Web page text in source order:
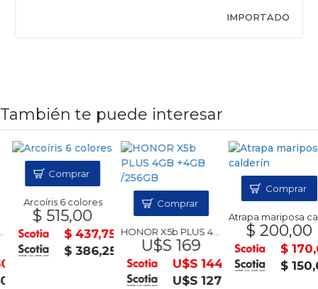
IMPORTADO
También te puede interesar
Arcoíris 6 colores
$ 515,00
$ 437,75
$ 386,25
Comprar
HONOR X5b PLUS 4GB +4GB /256GB
U$S 169
U$S 144
U$S 127
Comprar
Atrapa mariposa calderín
$ 200,00
$
$
Comprar